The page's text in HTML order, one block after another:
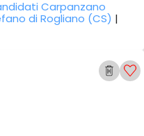
Carpanzano
di Rogliano (CS) |